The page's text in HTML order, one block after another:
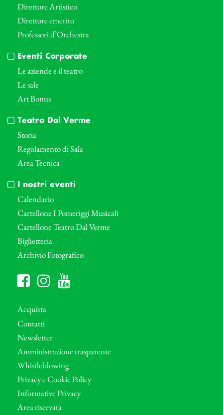
Direttore Artistico
Direttore emerito
Professori d’Orchestra
Eventi Corporate
Le aziende e il teatro
Le sale
Art Bonus
Teatro Dal Verme
Storia
Regolamento di Sala
Area Tecnica
I nostri eventi
Calendario
Cartellone I Pomeriggi Musicali
Cartellone Teatro Dal Verme
Biglietteria
Archivio Fotografico
Acquista
Contatti
Newsletter
Amministrazione trasparente
Whistleblowing
Privacy e Cookie Policy
Informative Privacy
Area riservata